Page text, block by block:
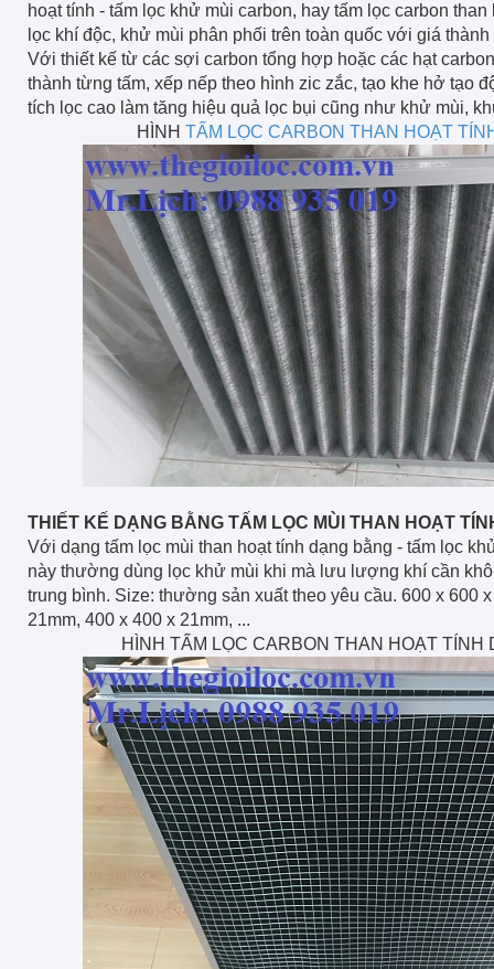
hoạt tính - tấm lọc khử mùi carbon, hay tấm lọc carbon
lọc khí độc, khử mùi phân phối trên toàn quốc với giá thành
Với thiết kế từ các sợi carbon tổng hợp hoặc các hạt
thành từng tấm, xếp nếp theo hình zic zắc, tạo khe hở tạo
tích lọc cao làm tăng hiệu quả lọc bụi cũng như khử mùi,
HÌNH TẤM LỌC CARBON THAN HOẠT
THIẾT KẾ DẠNG BẰNG TẤM LỌC MÙI THAN HOẠT
Với dạng tấm lọc mùi than hoạt tính dạng bằng - tấm lọc
này thường dùng lọc khử mùi khi mà lưu lượng khí cần
trung bình. Size: thường sản xuất theo yêu cầu. 600 x 600
21mm, 400 x 400 x 21mm, ...
HÌNH TẤM LỌC CARBON THAN HOẠT TÍNH